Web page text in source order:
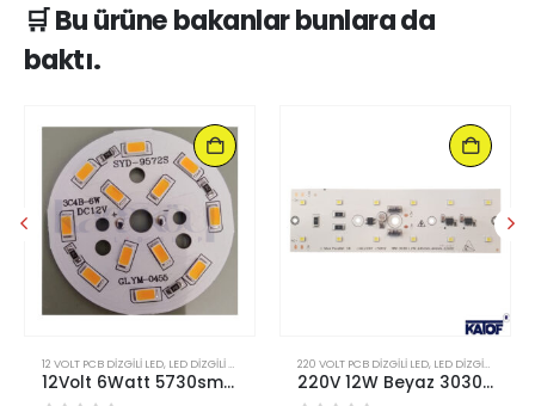
🛒 Bu ürüne bakanlar bunlara da
baktı.
12 VOLT PCB DIZGILI LED, LED DIZGILI HAZIR PCB ÇEŞITLERI
12Volt 6Watt 5730smd Pcb Led 50mm
220 VOLT PCB DIZGILI LED, LED DIZGILI HAZIR PCB ÇEŞITLERI
220V 12W Beyaz 3030smd Hazır Led Dizgili PCB